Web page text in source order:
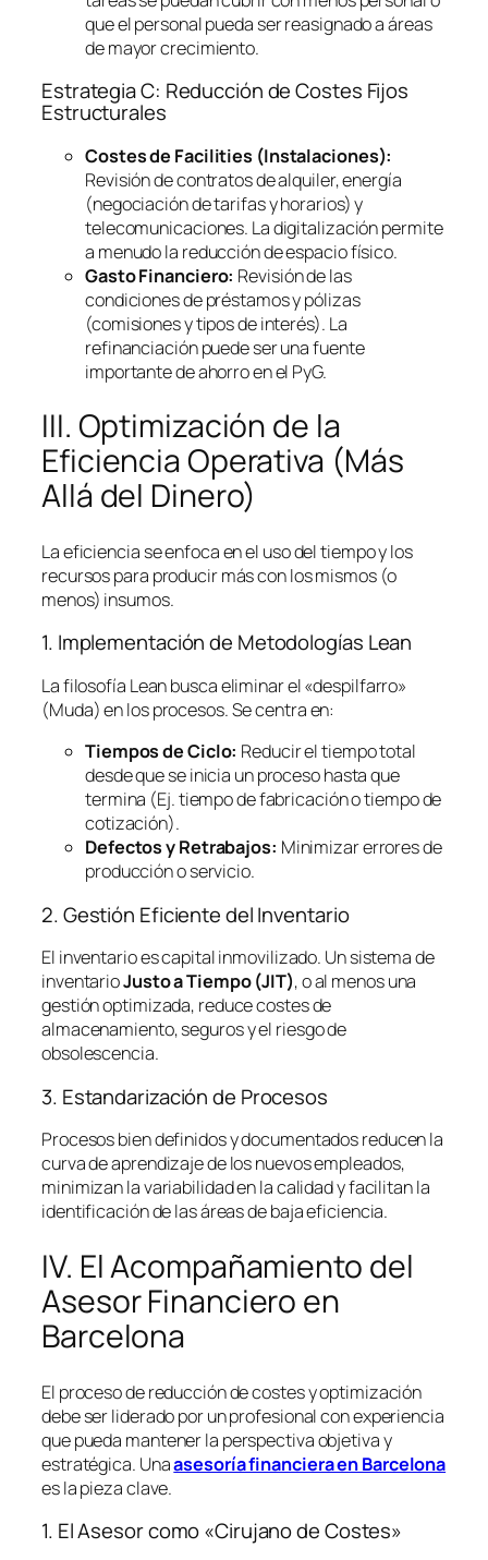
que el personal pueda ser reasignado a áreas
de mayor crecimiento.
Estrategia C: Reducción de Costes Fijos
Estructurales
Costes de Facilities (Instalaciones):
Revisión de contratos de alquiler, energía
(negociación de tarifas y horarios) y
telecomunicaciones. La digitalización permite
a menudo la reducción de espacio físico.
Gasto Financiero: Revisión de las
condiciones de préstamos y pólizas
(comisiones y tipos de interés). La
refinanciación puede ser una fuente
importante de ahorro en el PyG.
III. Optimización de la
Eficiencia Operativa (Más
Allá del Dinero)
La eficiencia se enfoca en el uso del tiempo y los
recursos para producir más con los mismos (o
menos) insumos.
1. Implementación de Metodologías Lean
La filosofía Leanbusca eliminar el «despilfarro»
(Muda) en los procesos. Se centra en:
Tiempos de Ciclo: Reducir el tiempo total
desde que se inicia un proceso hasta que
termina (Ej. tiempo de fabricación o tiempo de
cotización).
Defectos y Retrabajos: Minimizar errores de
producción o servicio.
2. Gestión Eficiente del Inventario
El inventario es capital inmovilizado. Un sistema de
inventarioJusto a Tiempo (JIT), o al menos una
gestión optimizada, reduce costes de
almacenamiento, seguros y el riesgo de
obsolescencia.
3. Estandarización de Procesos
Procesos bien definidos y documentados reducen la
curva de aprendizaje de los nuevos empleados,
minimizan la variabilidad en la calidad y facilitan la
identificación de las áreas de baja eficiencia.
IV. El Acompañamiento del
Asesor Financiero en
Barcelona
El proceso de reducción de costes y optimización
debe ser liderado por un profesional con experiencia
que pueda mantener la perspectiva objetiva y
estratégica. Unaasesoría financiera en Barcelona
es la pieza clave.
1. El Asesor como «Cirujano de Costes»